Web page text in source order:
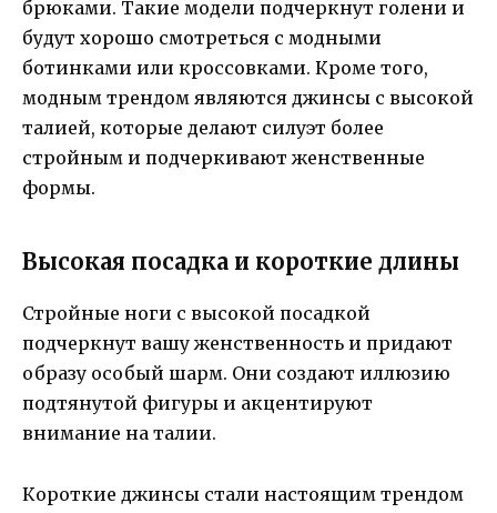
брюками. Такие модели подчеркнут голени и
будут хорошо смотреться с модными
ботинками или кроссовками. Кроме того,
модным трендом являются джинсы с высокой
талией, которые делают силуэт более
стройным и подчеркивают женственные
формы.
Высокая посадка и короткие длины
Стройные ноги с высокой посадкой
подчеркнут вашу женственность и придают
образу особый шарм. Они создают иллюзию
подтянутой фигуры и акцентируют
внимание на талии.
Короткие джинсы стали настоящим трендом